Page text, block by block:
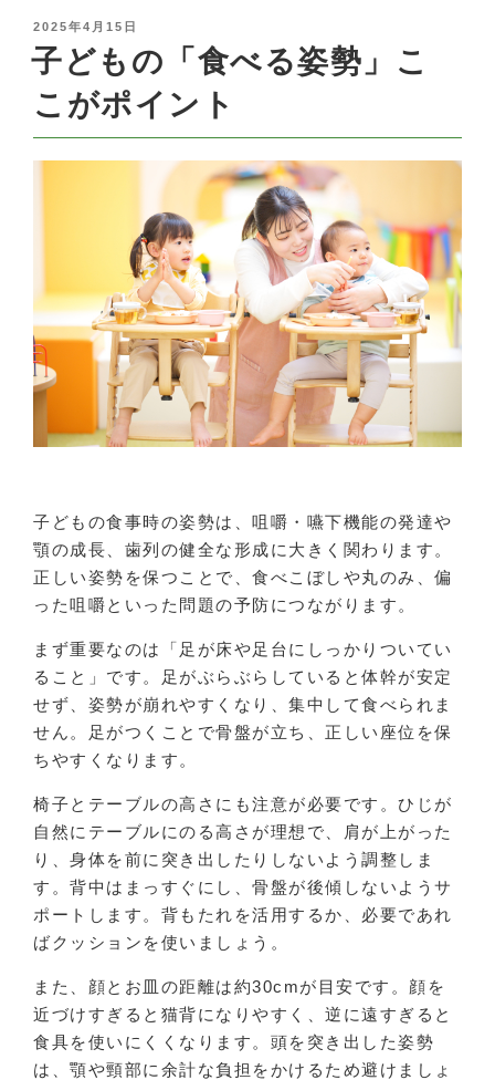
POSTED
ON
2025年4月15日
子どもの「食べる姿勢」こ
こがポイント
子どもの食事時の姿勢は、咀嚼・嚥下機能の発達や
顎の成長、歯列の健全な形成に大きく関わります。
正しい姿勢を保つことで、食べこぼしや丸のみ、偏
った咀嚼といった問題の予防につながります。
まず重要なのは「足が床や足台にしっかりついてい
ること」です。足がぶらぶらしていると体幹が安定
せず、姿勢が崩れやすくなり、集中して食べられま
せん。足がつくことで骨盤が立ち、正しい座位を保
ちやすくなります。
椅子とテーブルの高さにも注意が必要です。ひじが
自然にテーブルにのる高さが理想で、肩が上がった
り、身体を前に突き出したりしないよう調整しま
す。背中はまっすぐにし、骨盤が後傾しないようサ
ポートします。背もたれを活用するか、必要であれ
ばクッションを使いましょう。
また、顔とお皿の距離は約30cmが目安です。顔を
近づけすぎると猫背になりやすく、逆に遠すぎると
食具を使いにくくなります。頭を突き出した姿勢
は、顎や頸部に余計な負担をかけるため避けましょ